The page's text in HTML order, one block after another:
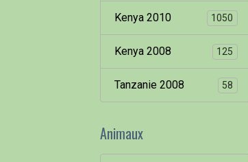
Kenya 2010 1050
Kenya 2008 125
Tanzanie 2008 58
Animaux